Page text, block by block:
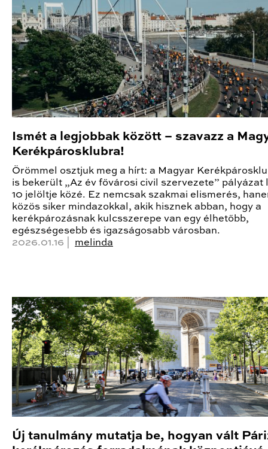
Ismét a legjobbak között – szavazz a
Kerékpárosklubra!
Örömmel osztjuk meg a hírt: a Magyar
is bekerült „Az év fővárosi civil szervezete” pályázat
10 jelöltje közé. Ez nemcsak szakmai elismerés,
közös siker mindazokkal, akik hisznek abban, hogy a
kerékpározásnak kulcsszerepe van egy élhetőbb,
egészségesebb és igazságosabb városban.
2026.01.16 | melinda
Új tanulmány mutatja be, hogyan vált